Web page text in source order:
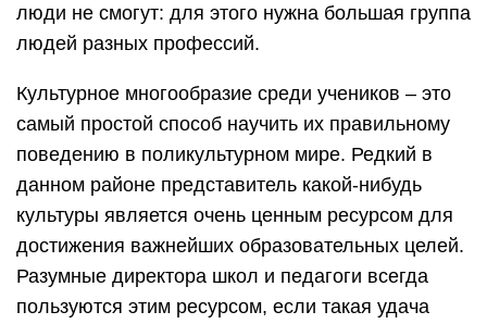
люди не смогут: для этого нужна большая группа
людей разных профессий.
Культурное многообразие среди учеников – это
самый простой способ научить их правильному
поведению в поликультурном мире. Редкий в
данном районе представитель какой-нибудь
культуры является очень ценным ресурсом для
достижения важнейших образовательных целей.
Разумные директора школ и педагоги всегда
пользуются этим ресурсом, если такая удача